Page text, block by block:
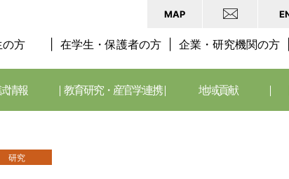
MAP
の方 在学生・保護者の方 企業・研究機関の方
情報 教育研究・産官学連携 地域貢献
研究